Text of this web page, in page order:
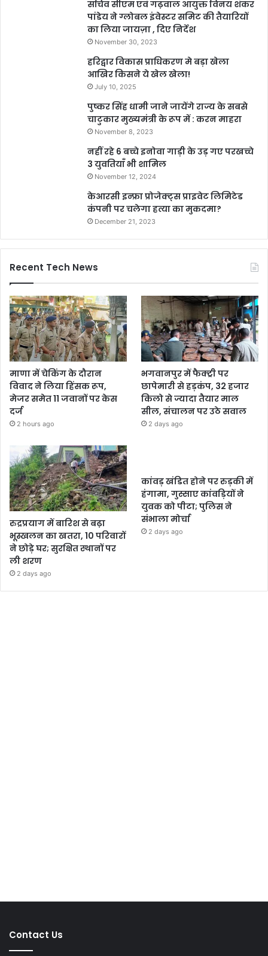
सचिव सीएम एवं गढ़वाल आयुक्त विनय शंकर
पांडेय ने ग्लोबल इंवेस्टर समिट की तैयारियों
का लिया जायज़ा , दिए निर्देश
November 30, 2023
हरिद्वार विकास प्राधिकरण मे बड़ा खेला
आखिर किसने ये खेल खेला!
July 10, 2025
पुष्कर सिंह धामी जाने जायेंगे राज्य के सबसे
चाटुकार मुख्यमंत्री के रूप में : करन माहरा
November 8, 2023
नहीं रहे 6 बच्चे इनोवा गाड़ी के उड़ गए परखच्चे
3 युवतियाँ भी शामिल
November 12, 2024
केआरसी इन्फ्रा प्रोजेक्ट्स प्राइवेट लिमिटेड
कंपनी पर चलेगा हत्या का मुकदमा?
December 21, 2023
Recent Tech News
माणा में चेकिंग के दौरान
विवाद ने लिया हिंसक रूप,
मेजर समेत 11 जवानों पर केस
दर्ज
2 hours ago
भगवानपुर में फैक्ट्री पर
छापेमारी से हड़कंप, 32 हजार
किलो से ज्यादा तैयार माल
सील, संचालन पर उठे सवाल
2 days ago
रुद्रप्रयाग में बारिश से बढ़ा
भूस्खलन का खतरा, 10 परिवारों
ने छोड़े घर; सुरक्षित स्थानों पर
ली शरण
2 days ago
कांवड़ खंडित होने पर रुड़की में
हंगामा, गुस्साए कांवड़ियों ने
युवक को पीटा; पुलिस ने
संभाला मोर्चा
2 days ago
Contact Us